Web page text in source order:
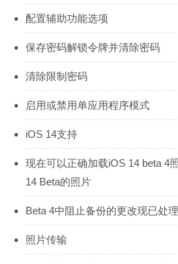
配置辅助功能选项
保存密码解锁令牌并清除密码
清除限制密码
启用或禁用单应用程序模式
iOS 14支持
现在可以正确加载iOS 14 beta 4
14 Beta的照片
Beta 4中阻止备份的更改现已处理
照片传输